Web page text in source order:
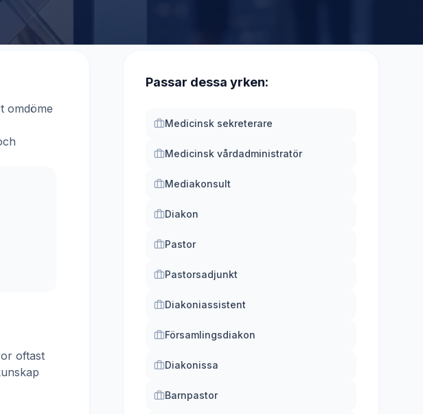
omdöme
oftast
Passar dessa yrken:
Medicinsk sekreterare
Medicinsk vårdadministratör
Mediakonsult
Diakon
Pastor
Pastorsadjunkt
Diakoniassistent
Församlingsdiakon
Diakonissa
Barnpastor